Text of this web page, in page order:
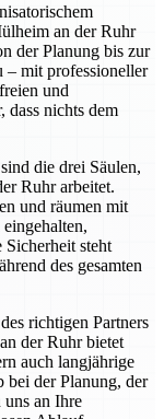
an der Ruhr
der Planung bis zur
– mit professioneller
und
dass nichts dem
die drei Säulen,
Ruhr arbeitet.
und räumen mit
steht
des gesamten
richtigen Partners
der Ruhr bietet
auch langjährige
der Planung, der
uns an Ihre